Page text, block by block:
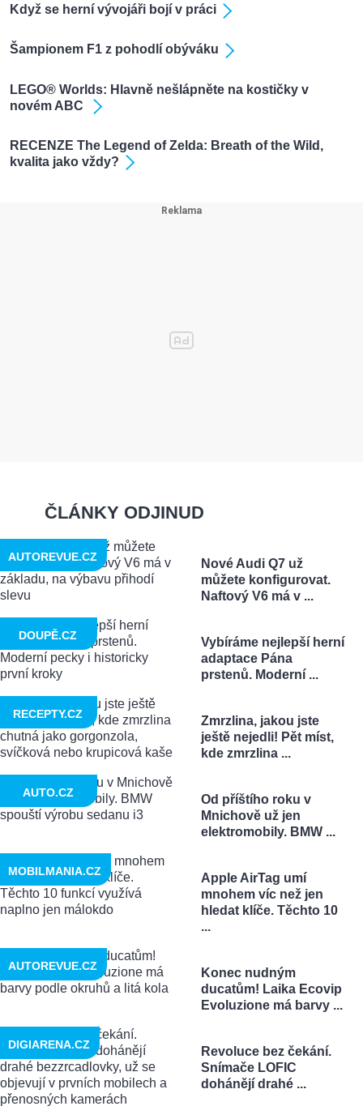
Když se herní vývojáři bojí v práci
Šampionem F1 z pohodlí obýváku
LEGO® Worlds: Hlavně nešlápněte na kostičky v
novém ABC
RECENZE The Legend of Zelda: Breath of the Wild,
kvalita jako vždy?
ČLÁNKY ODJINUD
Nové Audi Q7 už
můžete konfigurovat.
Naftový V6 má v ...
AUTOREVUE.CZ
Vybíráme nejlepší herní
adaptace Pána
prstenů. Moderní ...
DOUPĚ.CZ
Zmrzlina, jakou jste
ještě nejedli! Pět míst,
kde zmrzlina ...
RECEPTY.CZ
Od příštího roku v
Mnichově už jen
elektromobily. BMW ...
AUTO.CZ
Apple AirTag umí
mnohem víc než jen
hledat klíče. Těchto 10
...
MOBILMANIA.CZ
Konec nudným
ducatům! Laika Ecovip
Evoluzione má barvy ...
AUTOREVUE.CZ
Revoluce bez čekání.
Snímače LOFIC
dohánějí drahé ...
DIGIARENA.CZ